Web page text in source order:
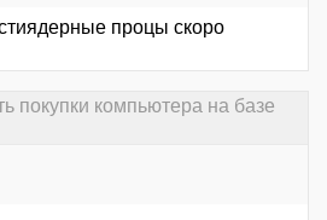
процы скоро
покупки компьютера на базе